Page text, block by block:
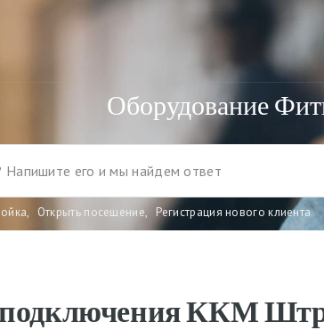
Оборудование
, Открыть посещение, Регистрация нового клиента
подключения ККМ